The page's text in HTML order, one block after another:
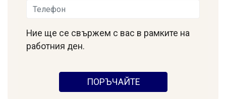
Ние ще се свържем с вас в рамките на
работния ден.
ПОРЪЧАЙТЕ